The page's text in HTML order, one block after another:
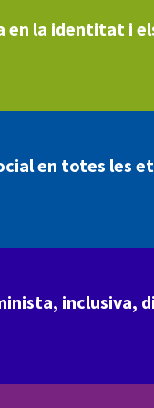
en la identitat i
en totes les
inclusiva,